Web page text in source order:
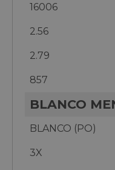
16006
2.56
2.79
857
BLANCO
BLANCO (PO)
3X